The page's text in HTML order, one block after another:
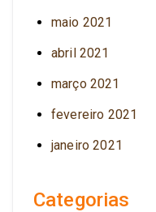
maio 2021
abril 2021
março 2021
fevereiro 2021
janeiro 2021
Categorias